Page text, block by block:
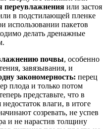
переувлажнения или застоя
в подстилающей пленке
использовании пакетов
делать дренажные
почвы, особенно
завязывания, и
закономерность: перец
плода и только потом
представьте, что в
влаги, в итоге
созревать, не успев
и не нарастив толщину